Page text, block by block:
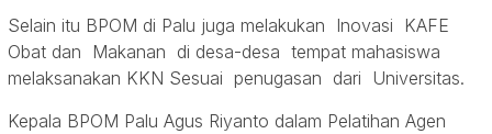
Selain itu BPOM di Palu juga melakukan Inovasi KAFE
Obat dan Makanan di desa-desa tempat mahasiswa
melaksanakan KKN Sesuai penugasan dari Universitas.
Kepala BPOM Palu Agus Riyanto dalam Pelatihan Agen